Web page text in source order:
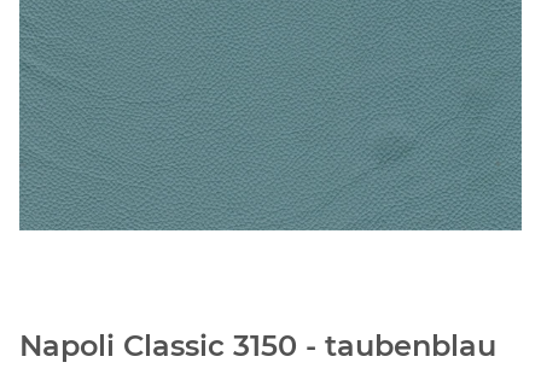
Napoli Classic 3150 - taubenblau